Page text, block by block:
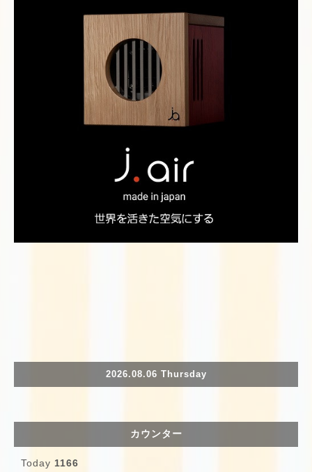
2026.08.06 Thursday
カウンター
Today 1166